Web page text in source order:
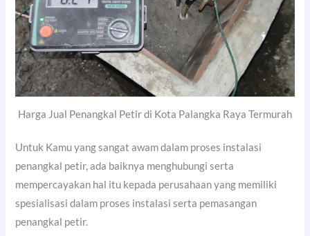
Harga Jual Penangkal Petir di Kota Palangka Raya Termurah
Untuk Kamu yang sangat awam dalam proses instalasi
penangkal petir, ada baiknya menghubungi serta
mempercayakan hal itu kepada perusahaan yang memiliki
spesialisasi dalam proses instalasi serta pemasangan
penangkal petir.